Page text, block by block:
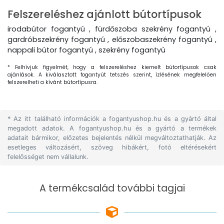
Felszereléshez ajánlott bútortípusok
irodabútor fogantyú , fürdőszoba szekrény fogantyú ,
gardróbszekrény fogantyú , előszobaszekrény fogantyú ,
nappali bútor fogantyú , szekrény fogantyú
* Felhívjuk figyelmét, hogy a felszereléshez kiemelt bútortípusok csak
ajánlások. A kiválasztott fogantyút tetszés szerint, ízlésének megfelelően
felszerelheti a kívánt bútortípusra.
* Az itt található információk a fogantyushop.hu és a gyártó által
megadott adatok. A fogantyushop.hu és a gyártó a termékek
adatait bármikor, előzetes bejelentés nélkül megváltoztathatják. Az
esetleges változásért, szöveg hibákért, fotó eltérésekért
felelősséget nem vállalunk.
A termékcsalád további tagjai